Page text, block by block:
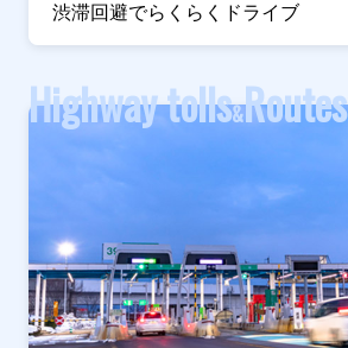
渋滞回避でらくらくドライブ
Highway tolls&Routes